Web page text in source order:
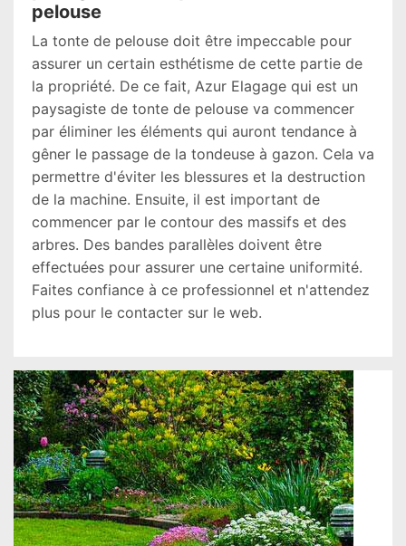
pelouse
La tonte de pelouse doit être impeccable pour
assurer un certain esthétisme de cette partie de
la propriété. De ce fait, Azur Elagage qui est un
paysagiste de tonte de pelouse va commencer
par éliminer les éléments qui auront tendance à
gêner le passage de la tondeuse à gazon. Cela va
permettre d'éviter les blessures et la destruction
de la machine. Ensuite, il est important de
commencer par le contour des massifs et des
arbres. Des bandes parallèles doivent être
effectuées pour assurer une certaine uniformité.
Faites confiance à ce professionnel et n'attendez
plus pour le contacter sur le web.